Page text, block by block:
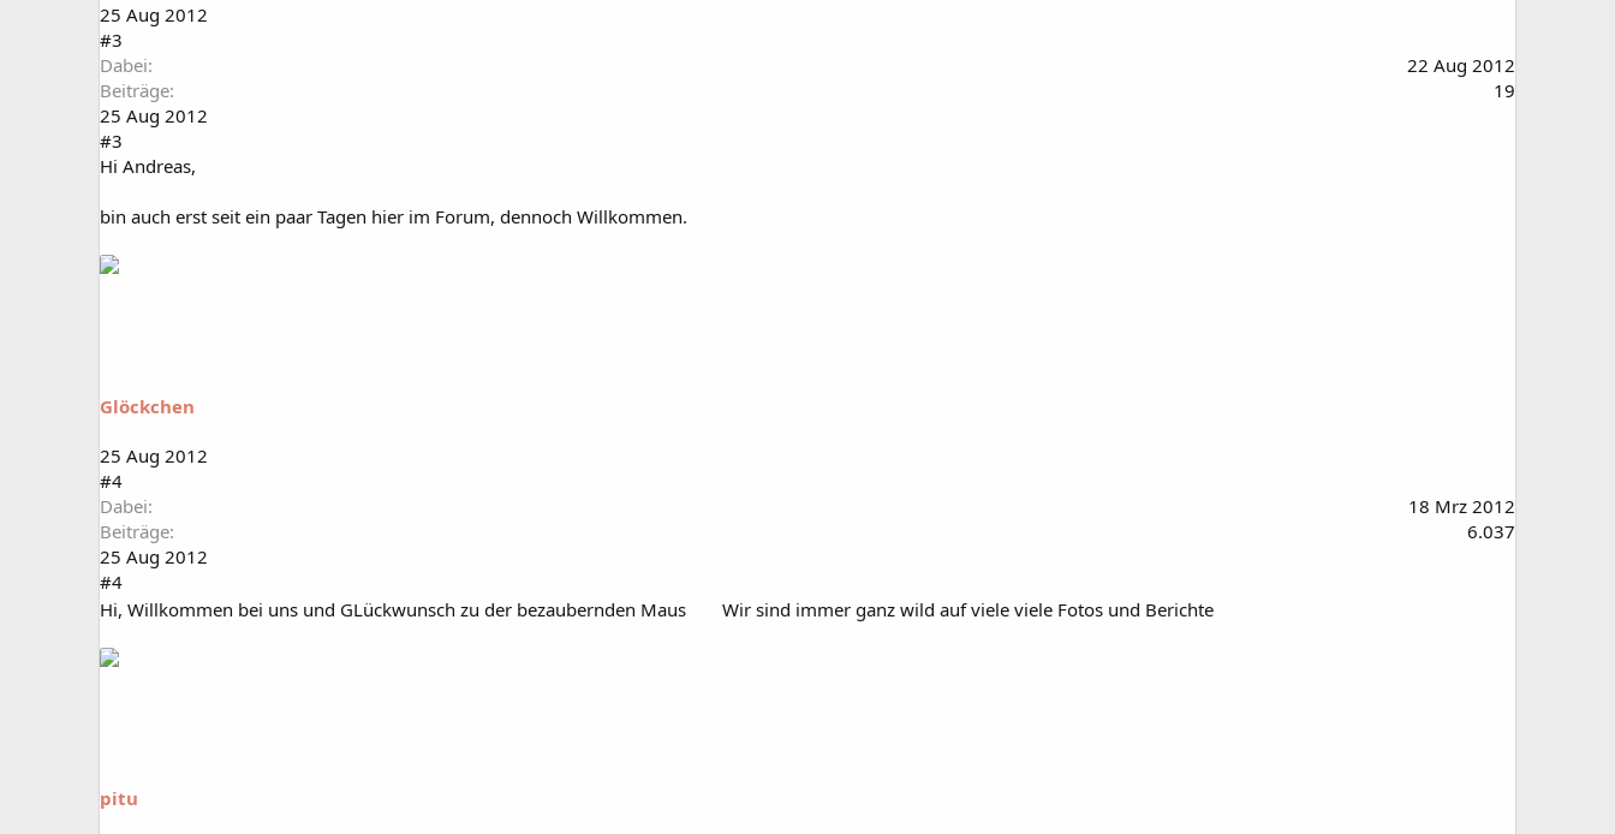
25 Aug 2012
#3
Dabei
22 Aug 2012
Beiträge
19
25 Aug 2012
#3
Hi Andreas,
bin auch erst seit ein paar Tagen hier im Forum, dennoch Willkommen.
Glöckchen
25 Aug 2012
#4
Dabei
18 Mrz 2012
Beiträge
6.037
25 Aug 2012
#4
Hi, Willkommen bei uns und GLückwunsch zu der bezaubernden Maus
Wir sind immer ganz wild auf viele viele Fotos und Berichte
pitu